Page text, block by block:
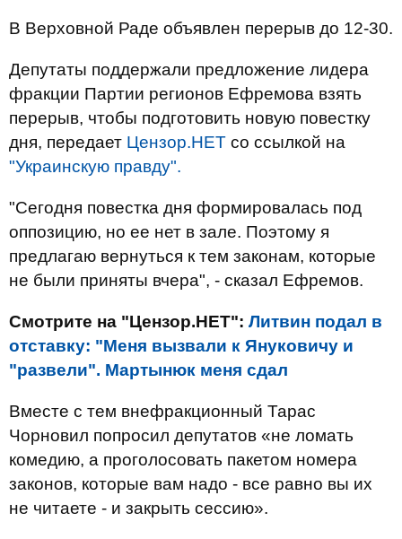
В Верховной Раде объявлен перерыв до 12-30.
Депутаты поддержали предложение лидера
фракции Партии регионов Ефремова взять
перерыв, чтобы подготовить новую повестку
дня, передает Цензор.НЕТ со ссылкой на
"Украинскую правду".
"Сегодня повестка дня формировалась под
оппозицию, но ее нет в зале. Поэтому я
предлагаю вернуться к тем законам, которые
не были приняты вчера", - сказал Ефремов.
Смотрите на "Цензор.НЕТ": Литвин подал в
отставку: "Меня вызвали к Януковичу и
"развели". Мартынюк меня сдал
Вместе с тем внефракционный Тарас
Чорновил попросил депутатов «не ломать
комедию, а проголосовать пакетом номера
законов, которые вам надо - все равно вы их
не читаете - и закрыть сессию».